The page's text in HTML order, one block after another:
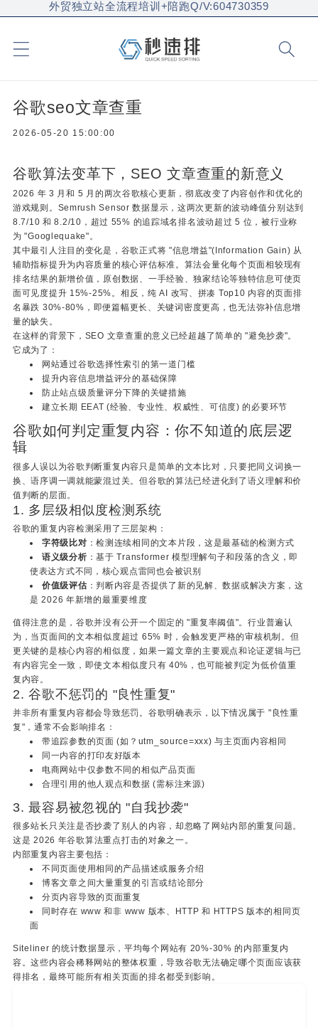
外贸独立站全流程培训+陪跑Q/V:604730359
谷歌seo文章查重
2026-05-20 15:00:00
谷歌算法变革下，SEO 文章查重的新意义
2026 年 3 月和 5 月的两次谷歌核心更新，彻底改变了内容创作和优化的
游戏规则。Semrush Sensor 数据显示，这两次更新的波动峰值分别达到
8.7/10 和 8.2/10，超过 55% 的追踪域名排名波动超过 5 位，被行业称
为 "Googlequake"。
其中最引人注目的变化是，谷歌正式将 "信息增益"(Information Gain) 从
辅助指标提升为内容质量的核心评估标准。算法会量化每个页面相较现有
排名结果的新增价值，原创数据、一手经验、独家结论等独特信息可使页
面可见度提升 15%-25%。相反，纯 AI 改写、拼凑 Top10 内容的页面排
名暴跌 30%-80%，即便篇幅更长、关键词密度更高，也无法弥补信息增
量的缺失。
在这样的背景下，SEO 文章查重的意义已经超越了简单的 "避免抄袭"。
它成为了：
网站通过谷歌选择性索引的第一道门槛
提升内容信息增益评分的基础保障
防止站点级质量评分下降的关键措施
建立长期 EEAT (经验、专业性、权威性、可信度) 的必要环节
谷歌如何判定重复内容：你不知道的底层逻
辑
很多人误以为谷歌判断重复内容只是简单的文本比对，只要把同义词换一
换、语序调一调就能蒙混过关。但谷歌的算法已经进化到了语义理解和价
值判断的层面。
1. 多层级相似度检测系统
谷歌的重复内容检测采用了三层架构：
字符级比对 ：检测连续相同的文本片段，这是最基础的检测方式
语义级分析 ：基于 Transformer 模型理解句子和段落的含义，即
使表达方式不同，核心观点雷同也会被识别
价值级评估：判断内容是否提供了新的见解、数据或解决方案，这
是 2026 年新增的最重要维度
值得注意的是，谷歌并没有公开一个固定的 "重复率阈值"。行业普遍认
为，当页面间的文本相似度超过 65% 时，会触发更严格的审核机制。但
更关键的是核心内容的相似度，如果一篇文章的主要观点和论证逻辑与已
有内容完全一致，即使文本相似度只有 40%，也可能被判定为低价值重
复内容。
2. 谷歌不惩罚的 "良性重复"
并非所有重复内容都会导致惩罚。谷歌明确表示，以下情况属于 "良性重
复"，通常不会影响排名：
带追踪参数的页面 (如？utm_source=xxx) 与主页面内容相同
同一内容的打印友好版本
电商网站中仅参数不同的相似产品页面
合理引用的他人观点和数据 (需标注来源)
3. 最容易被忽视的 "自我抄袭"
很多站长只关注是否抄袭了别人的内容，却忽略了网站内部的重复问题。
这是 2026 年谷歌算法重点打击的对象之一。
内部重复内容主要包括：
不同页面使用相同的产品描述或服务介绍
博客文章之间大量重复的引言或结论部分
分页内容导致的页面重复
同时存在 www 和非 www 版本、HTTP 和 HTTPS 版本的相同页
面
Siteliner 的统计数据显示，平均每个网站有 20%-30% 的内部重复内
容。这些内容会稀释网站的整体权重，导致谷歌无法确定哪个页面应该获
得排名，最终可能所有相关页面的排名都受到影响。